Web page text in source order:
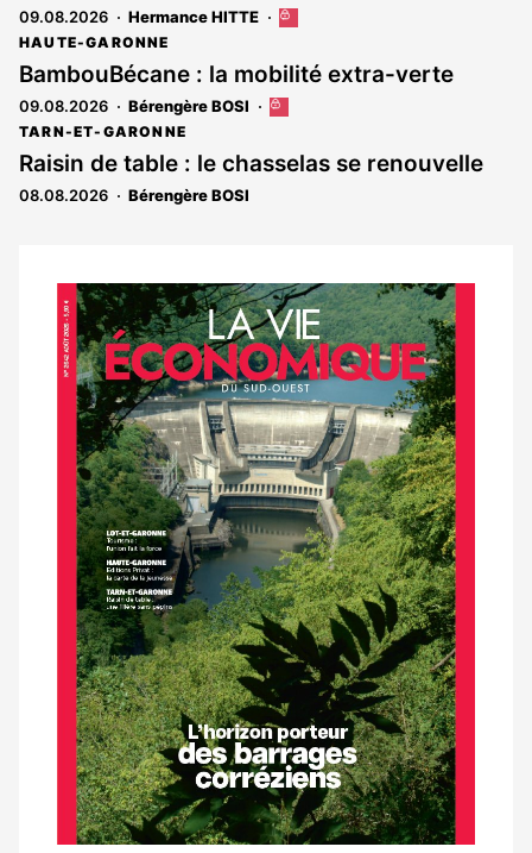
09.08.2026 Hermance HITTE
Cet
est
réservé
aux
HAUTE-GARONNE
BambouBécane : la mobilité extra-verte
09.08.2026 Bérengère BOSI
Cet
réservé
TARN-ET-GARONNE
Raisin de table : le chasselas se renouvelle
08.08.2026 Bérengère BOSI
Notre
dernier
magazine